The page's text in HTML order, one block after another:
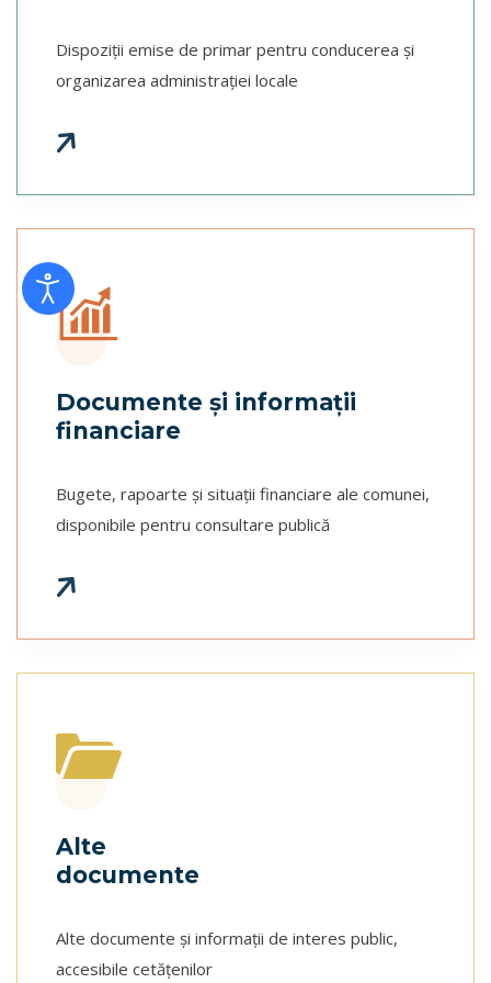
Dispoziţii emise de primar pentru conducerea și
organizarea administrației locale
f
a
s
f
a
r
r
o
r
i
g
h
Documente şi informaţii
financiare
Bugete, rapoarte și situații financiare ale comunei,
disponibile pentru consultare publică
f
a
s
f
a
r
r
o
r
i
g
h
Alte
documente
Alte documente și informații de interes public,
accesibile cetățenilor